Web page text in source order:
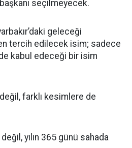
seçilmeyecek.
geleceği
tercih edilecek isim; sadece
kabul edeceği bir isim
farklı kesimlere de
yılın 365 günü sahada